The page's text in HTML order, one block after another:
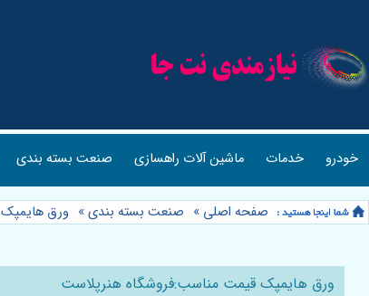
خودرو خدمات ماشین آلات راهسازی صنعت بسته بندی
صفحه اصلی » صنعت بسته بندی» ورق هایمپک
ورق هایمپک قیمت مناسب:فروشگاه هنرپلاست